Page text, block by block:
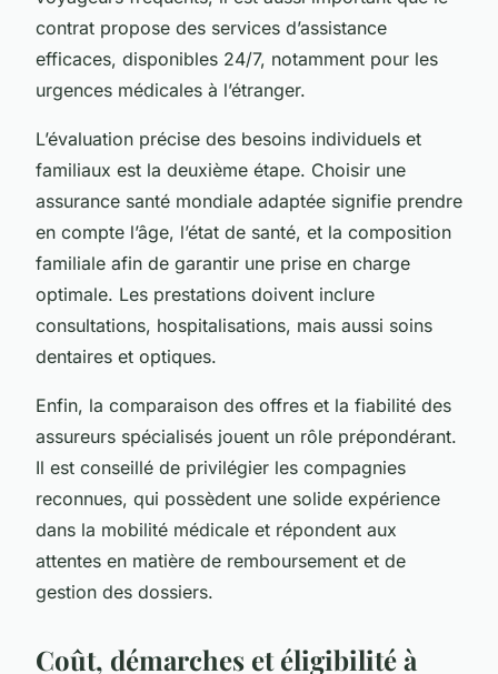
contrat propose des services d’assistance
efficaces, disponibles 24/7, notamment pour les
urgences médicales à l’étranger.
L’évaluation précise des besoins individuels et
familiaux est la deuxième étape. Choisir une
assurance santé mondiale adaptée signifie prendre
en compte l’âge, l’état de santé, et la composition
familiale afin de garantir une prise en charge
optimale. Les prestations doivent inclure
consultations, hospitalisations, mais aussi soins
dentaires et optiques.
Enfin, la comparaison des offres et la fiabilité des
assureurs spécialisés jouent un rôle prépondérant.
Il est conseillé de privilégier les compagnies
reconnues, qui possèdent une solide expérience
dans la mobilité médicale et répondent aux
attentes en matière de remboursement et de
gestion des dossiers.
Coût, démarches et éligibilité à